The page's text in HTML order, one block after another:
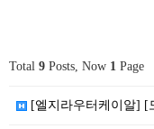
Total 9 Posts, Now 1 Page
[엘지라우터케이알] [모